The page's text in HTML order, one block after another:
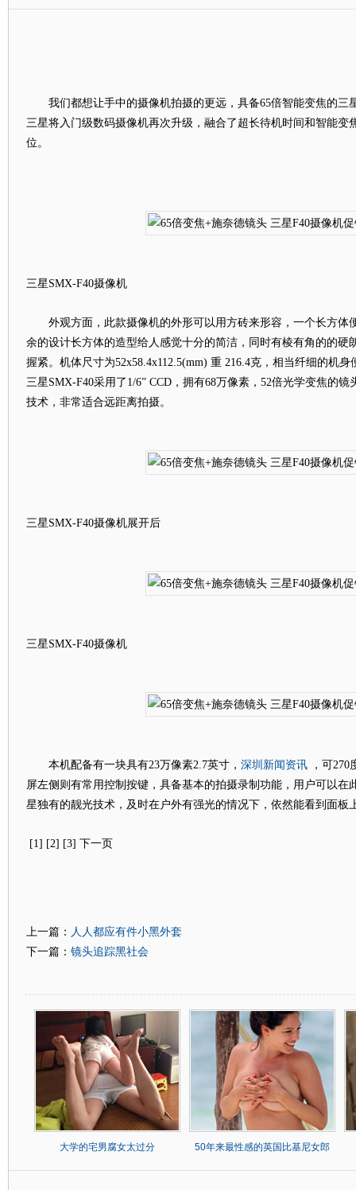
我们都想让手中的摄像机拍摄的更远，具备65倍智能变焦的三
三星将入门级数码摄像机再次升级，融合了超长待机时间和智能变
位。
三星SMX-F40摄像机
外观方面，此款摄像机的外形可以用方砖来形容，一个长方体
余的设计长方体的造型给人感觉十分的简洁，同时有棱有角的的硬
握紧。机体尺寸为52x58.4x112.5(mm) 重 216.4克，相当纤细的机
三星SMX-F40采用了1/6” CCD，拥有68万像素，52倍光学变焦的
技术，非常适合远距离拍摄。
三星SMX-F40摄像机展开后
三星SMX-F40摄像机
本机配备有一块具有23万像素2.7英寸， 深圳新闻资讯，可270
屏左侧则有常用控制按键，具备基本的拍摄录制功能，用户可以在
星独有的靓光技术，及时在户外有强光的情况下，依然能看到面板
[1] [2] [3] 下一页
上一篇： 人人都应有件小黑外套
下一篇： 镜头追踪黑社会
大学的宅男腐女太过分 50年来最性感的英国比基尼女郎